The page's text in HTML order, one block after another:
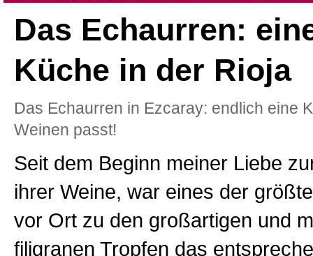
Das Echaurren:
Küche in der Rioja
Das Echaurren in Ezcaray: endlich eine
Weinen passt!
Seit dem Beginn meiner Liebe
ihrer Weine, war eines der
vor Ort zu den großartigen und
filigranen Tropfen das